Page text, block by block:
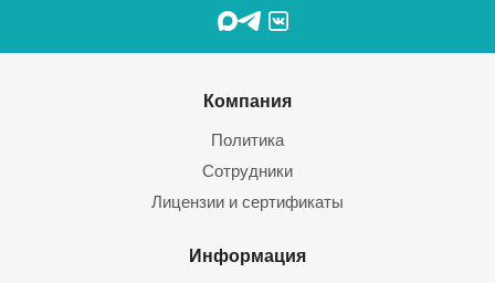
Компания
Политика
Сотрудники
Лицензии и сертификаты
Информация